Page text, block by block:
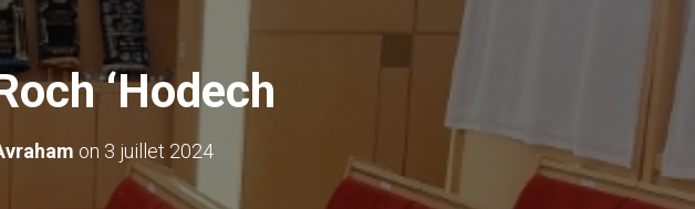
‘Hodech
on 3 juillet 2024